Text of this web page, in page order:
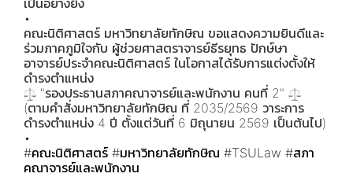
•
คณะนิติศาสตร์ มหาวิทยาลัยทักษิณ ขอแสดงความยินดีและ
ร่วมภาคภูมิใจกับ ผู้ช่วยศาสตราจารย์ธีรยุทธ ปักษ์ษา
อาจารย์ประจำคณะนิติศาสตร์ ในโอกาสได้รับการแต่งตั้งให้
ดำรงตำแหน่ง
"รองประธานสภาคณาจารย์และพนักงาน คนที่ 2"
(ตามคำสั่งมหาวิทยาลัยทักษิณ ที่ 2035/2569 วาระการ
ดำรงตำแหน่ง 4 ปี ตั้งแต่วันที่ 6 มิถุนายน 2569 เป็นต้นไป)
•
#คณะนิติศาสตร์ #มหาวิทยาลัยทักษิณ #TSULaw #สภา
คณาจารย์และพนักงาน